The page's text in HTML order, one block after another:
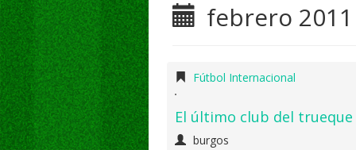
febrero 2011
Fútbol Internacional
El último club del trueque
burgos